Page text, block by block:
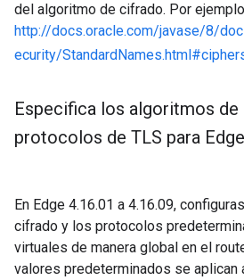
del algoritmo de cifrado. Por
http://docs.oracle.com/javase/8/
ecurity/
Especifica los algoritmos
protocolos de TLS para
En Edge 4.16.01 a 4.16.09,
cifrado y los protocolos
virtuales de manera global en el
valores predeterminados se